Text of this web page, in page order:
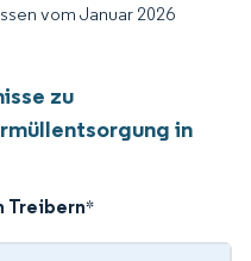
vom Januar 2026
zu
in
Treibern*